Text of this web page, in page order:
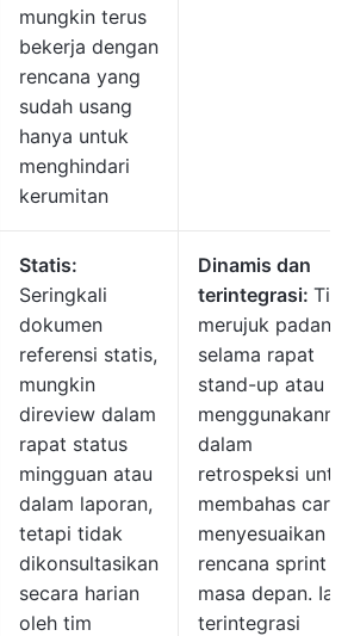
mungkin terus
bekerja dengan
rencana yang
sudah usang
hanya untuk
menghindari
kerumitan
Statis:
Seringkali
dokumen
referensi statis,
mungkin
direview dalam
rapat status
mingguan atau
dalam laporan,
tetapi tidak
dikonsultasikan
secara harian
oleh tim
Dinamis dan
terintegrasi: Tim
merujuk padanya
selama rapat
stand-up atau
dalam
retrospeksi untuk
membahas cara
menyesuaikan
rencana sprint di
masa depan. Ia
terintegrasi